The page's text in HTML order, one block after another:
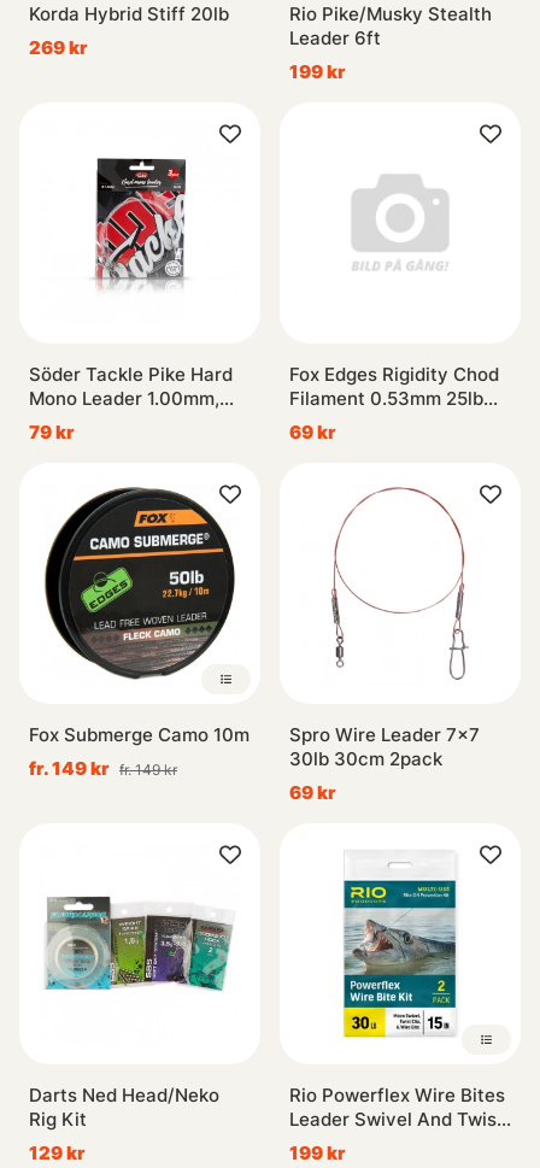
Korda Hybrid Stiff 20lb
269 kr
Rio Pike/Musky Stealth
Leader 6ft
199 kr
Söder Tackle Pike Hard
Mono Leader 1.00mm,
50cm (3-pack)
79 kr
Fox Edges Rigidity Chod
Filament 0.53mm 25lb
30m Trans Khaki
69 kr
Fox Submerge Camo 10m
fr. 149 kr fr. 149 kr
Spro Wire Leader 7x7
30lb 30cm 2pack
69 kr
Darts Ned Head/Neko
Rig Kit
129 kr
Rio Powerflex Wire Bites
Leader Swivel And Twist
Clip
199 kr